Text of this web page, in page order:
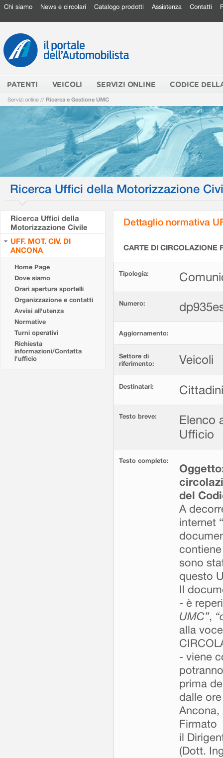
Chi siamo News e circolari Catalogo prodotti Assistenza Contatti
PATENTI VEICOLI SERVIZI ONLINE CODICE
Servizi online // Ricerca e Gestione UMC
Ricerca Uffici della Motorizzazione
Ricerca Uffici della
Motorizzazione Civile
UFF. MOT. CIV. DI
ANCONA
Home Page
Dove siamo
Orari apertura sportelli
Organizzazione e contatti
Avvisi all'utenza
Normative
Turni operativi
Richiesta
informazioni/Contatta
l'ufficio
Dettaglio normativa
CARTE DI CIRCOLAZIONE
Tipologia:
Numero:
Aggiornamento:
Settore di
riferimento:
Veicoli
Destinatari: Cittadini
Testo breve:
Elenco
Ufficio
Testo completo:
del
A
internet
sono
questo
Il
- è
UMC”,
alla
- viene
prima
dalle
Ancona,
Firmato
il
(Dott.